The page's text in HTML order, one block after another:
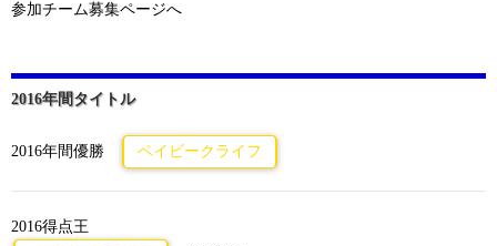
参加チーム募集ページへ
2016年間タイトル
2016年間優勝 ベイビークライフ
2016得点王